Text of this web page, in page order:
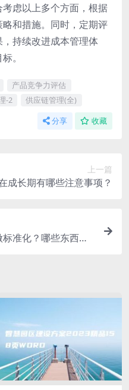
虑以上多个方面，根据
和措施。同时，定期评
持续改进成本管理体
。
产品竞争力评估
-2 供应链管理(全)
分享 收藏
上一篇
成长期有哪些注意事项？
准化？哪些东西可